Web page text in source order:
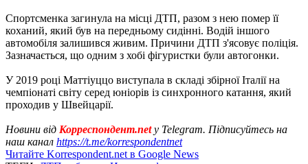
Спортсменка загинула на місці ДТП, разом з нею помер її
коханий, який був на передньому сидінні. Водій іншого
автомобіля залишився живим. Причини ДТП з'ясовує поліція.
Зазначається, що одним з хобі фігуристки були автогонки.
У 2019 році Маттіуццо виступала в складі збірної Італії на
чемпіонаті світу серед юніорів із синхронного катання, який
проходив у Швейцарії.
Новини від Корреспондент.netу Telegram. Підписуйтесь на
наш канал https://t.me/korrespondentnet
Читайте Korrespondent.net в Google News